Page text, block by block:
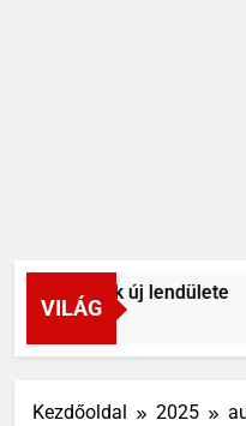
VILÁG
terápiák új lendülete
Kezdőoldal 2025